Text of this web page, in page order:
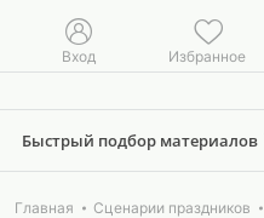
Вход Избранное
Быстрый подбор материалов
Главная Сценарии праздников